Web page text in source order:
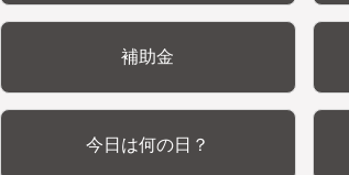
補助金
今日は何の日？